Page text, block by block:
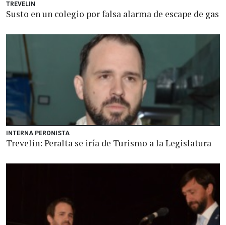
TREVELIN
Susto en un colegio por falsa alarma de escape de gas
INTERNA PERONISTA
Trevelin: Peralta se iría de Turismo a la Legislatura